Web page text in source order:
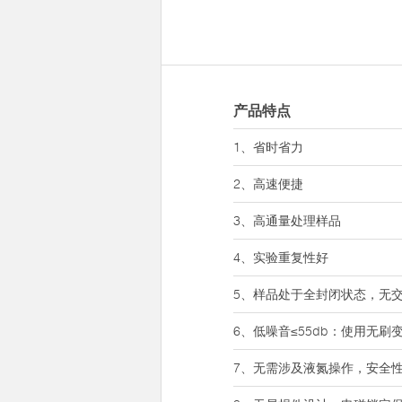
产品特点
1、省时省力
2、高速便捷
3、高通量处理样品
4、实验重复性好
5、样品处于全封闭状态，无
6、低噪音≤55db：使用无刷
7、无需涉及液氮操作，安全